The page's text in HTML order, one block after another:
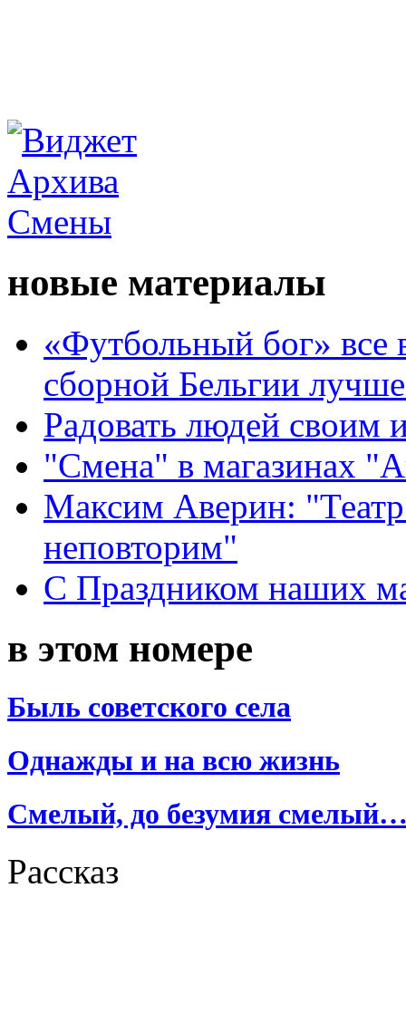
новые материалы
«Футбольный бог» все
сборной Бельгии
Радовать людей своим
"Смена" в магазинах
Максим Аверин:
неповторим"
С Праздником наших
в этом номере
Быль советского села
Однажды и на всю жизнь
Смелый, до безумия
Рассказ